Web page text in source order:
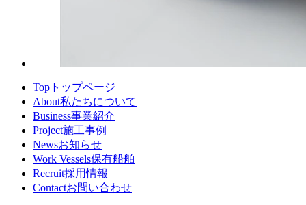
Top トップページ
About私たちについて
Business事業紹介
Project施工事例
Newsお知らせ
Work Vessels保有船舶
Recruit採用情報
Contactお問い合わせ